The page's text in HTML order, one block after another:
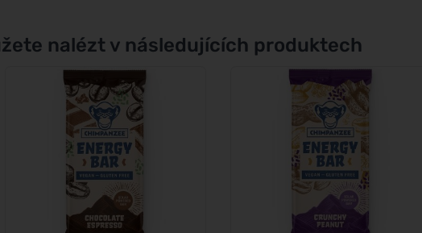
nalézt v následujících produktech